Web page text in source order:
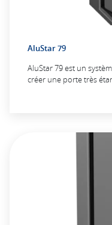
AluStar 79
AluStar 79 est un
créer une porte très